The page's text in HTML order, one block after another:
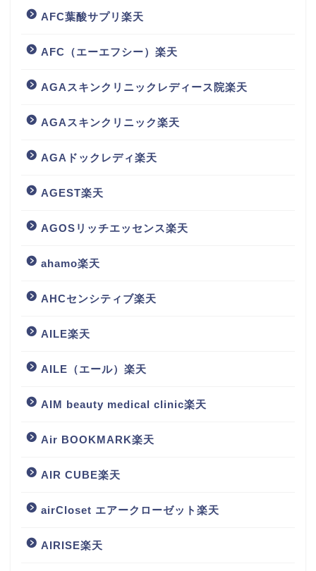
AFC葉酸サプリ楽天
AFC（エーエフシー）楽天
AGAスキンクリニックレディース院楽天
AGAスキンクリニック楽天
AGAドックレディ楽天
AGEST楽天
AGOSリッチエッセンス楽天
ahamo楽天
AHCセンシティブ楽天
AILE楽天
AILE（エール）楽天
AIM beauty medical clinic楽天
Air BOOKMARK楽天
AIR CUBE楽天
airCloset エアークローゼット楽天
AIRISE楽天